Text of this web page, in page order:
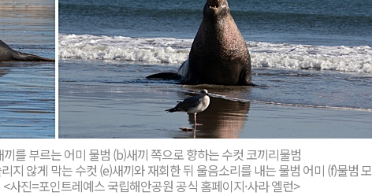
를 부르는 어미 물범 (b)새끼 쪽으로 향하는 수컷 코끼리물범
지 않게 막는 수컷 (e)새끼와 재회한 뒤 울음소리를 내는 물범 어미 (f)물범 모
사진=포인트레예스 국립해안공원 공식 홈페이지·사라 엘런>